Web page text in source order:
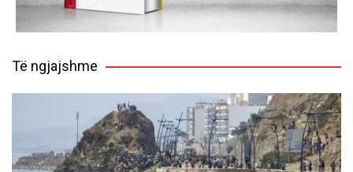
Të ngjajshme